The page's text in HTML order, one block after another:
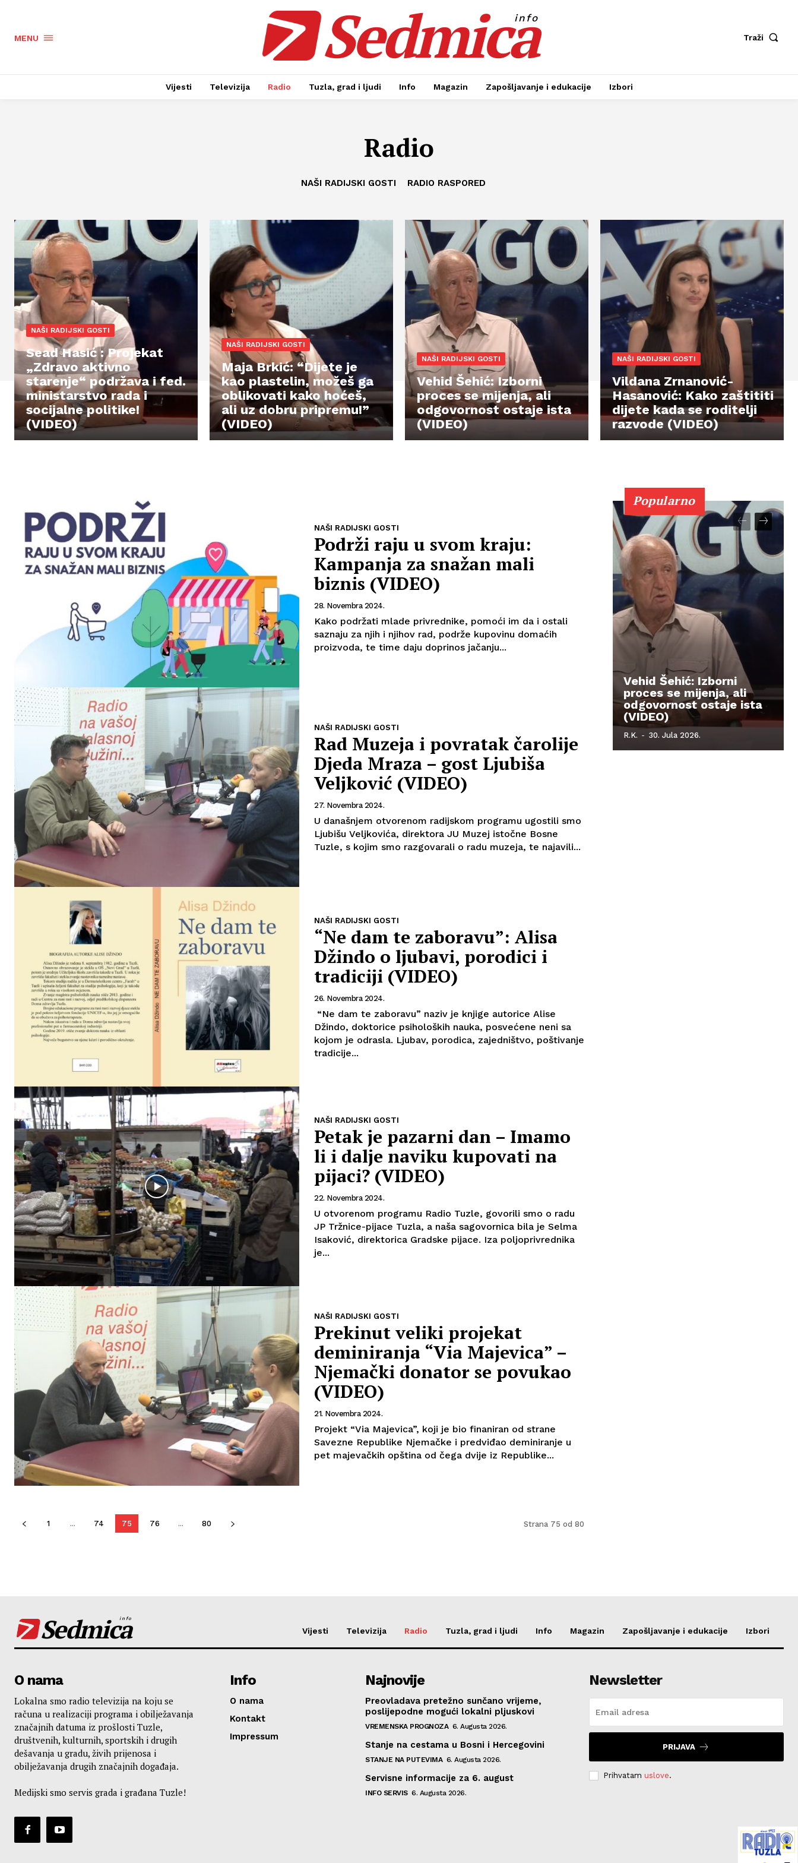
Info
O nama
Kontakt
Impressum
MENU Sedmica
info
Traži
Vijesti Televizija Radio Tuzla, grad i ljudi Info Magazin Zapošljavanje i edukacije Izbori
Radio
NAŠI RADIJSKI GOSTI RADIO RASPORED
NAŠI RADIJSKI GOSTI
Sead Hasić : Projekat
„Zdravo aktivno
starenje“ podržava i fed.
ministarstvo rada i
socijalne politike!
(VIDEO)
NAŠI RADIJSKI GOSTI
Maja Brkić: “Dijete je
kao plastelin, možeš ga
oblikovati kako hoćeš,
ali uz dobru pripremu!”
(VIDEO)
NAŠI RADIJSKI GOSTI
Vehid Šehić: Izborni
proces se mijenja, ali
odgovornost ostaje ista
(VIDEO)
NAŠI RADIJSKI GOSTI
Vildana Zrnanović-
Hasanović: Kako zaštititi
dijete kada se roditelji
razvode (VIDEO)
NAŠI RADIJSKI GOSTI
Podrži raju u svom kraju:
Kampanja za snažan mali
biznis (VIDEO)
28. Novembra 2024.
Kako podržati mlade privrednike, pomoći im da i ostali
saznaju za njih i njihov rad, podrže kupovinu domaćih
proizvoda, te time daju doprinos jačanju...
NAŠI RADIJSKI GOSTI
Rad Muzeja i povratak čarolije
Djeda Mraza – gost Ljubiša
Veljković (VIDEO)
27. Novembra 2024.
U današnjem otvorenom radijskom programu ugostili smo
Ljubišu Veljkovića, direktora JU Muzej istočne Bosne
Tuzle, s kojim smo razgovarali o radu muzeja, te najavili...
NAŠI RADIJSKI GOSTI
“Ne dam te zaboravu”: Alisa
Džindo o ljubavi, porodici i
tradiciji (VIDEO)
26. Novembra 2024.
“Ne dam te zaboravu” naziv je knjige autorice Alise
Džindo, doktorice psiholoških nauka, posvećene neni sa
kojom je odrasla. Ljubav, porodica, zajedništvo, poštivanje
tradicije...
NAŠI RADIJSKI GOSTI
Petak je pazarni dan – Imamo
li i dalje naviku kupovati na
pijaci? (VIDEO)
22. Novembra 2024.
U otvorenom programu Radio Tuzle, govorili smo o radu
JP Tržnice-pijace Tuzla, a naša sagovornica bila je Selma
Isaković, direktorica Gradske pijace. Iza poljoprivrednika
je...
NAŠI RADIJSKI GOSTI
Prekinut veliki projekat
deminiranja “Via Majevica” –
Njemački donator se povukao
(VIDEO)
21. Novembra 2024.
Projekt “Via Majevica”, koji je bio finaniran od strane
Savezne Republike Njemačke i predviđao deminiranje u
pet majevačkih opština od čega dvije iz Republike...
1 ... 74 75 76 ... 80 Strana 75 od 80
Popularno
Vehid Šehić: Izborni
proces se mijenja, ali
odgovornost ostaje ista
(VIDEO)
R.K. - 30. Jula 2026.
Sedmica
info
Vijesti Televizija Radio Tuzla, grad i ljudi Info Magazin Zapošljavanje i edukacije Izbori
O nama
Lokalna smo radio televizija na koju se
računa u realizaciji programa i obilježavanja
značajnih datuma iz prošlosti Tuzle,
društvenih, kulturnih, sportskih i drugih
dešavanja u gradu, živih prijenosa i
obilježavanja drugih značajnih događaja.
Medijski smo servis grada i građana Tuzle!
Info
O nama
Kontakt
Impressum
Najnovije
Preovladava pretežno sunčano vrijeme,
poslijepodne mogući lokalni pljuskovi
VREMENSKA PROGNOZA 6. Augusta 2026.
Stanje na cestama u Bosni i Hercegovini
STANJE NA PUTEVIMA 6. Augusta 2026.
Servisne informacije za 6. august
INFO SERVIS 6. Augusta 2026.
Newsletter
PRIJAVA
Prihvatam uslove.